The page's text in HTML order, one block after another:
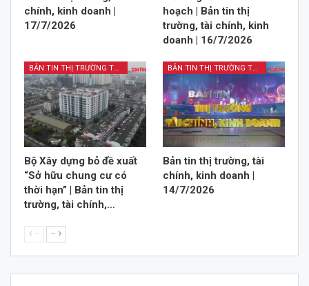
chính, kinh doanh |
17/7/2026
hoạch | Bản tin thị
trường, tài chính, kinh
doanh | 16/7/2026
BẢN TIN THỊ TRƯỜNG TÀI CHÍNH KINH DOANH
Bộ Xây dựng bỏ đề xuất
“Sở hữu chung cư có
thời hạn” | Bản tin thị
trường, tài chính,…
BẢN TIN THỊ TRƯỜNG TÀI CHÍNH KINH DOANH
Bản tin thị trường, tài
chính, kinh doanh |
14/7/2026
-- --